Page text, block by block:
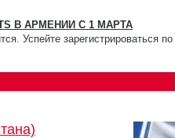
В АРМЕНИИ С 1 МАРТА
Успейте зарегистрироваться